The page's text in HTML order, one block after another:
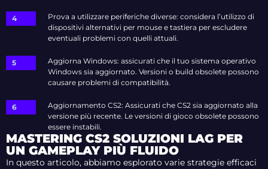
Prova a utilizzare periferiche diverse: considera l’utilizzo di
dispositivi alternativi per mouse e tastiera per escludere
eventuali problemi con quelli attuali.
Aggiorna Windows: assicurati che il tuo sistema operativo
Windows sia aggiornato. Versioni o build obsolete possono
causare problemi di compatibilità.
Aggiornamento CS2: Assicurati che CS2 sia aggiornato alla
versione più recente. Le versioni di gioco obsolete possono
essere instabili.
MASTERING CS2 SOLUZIONI LAG PER
UN GAMEPLAY PIÙ FLUIDO
In questo articolo, abbiamo esplorato varie strategie efficaci